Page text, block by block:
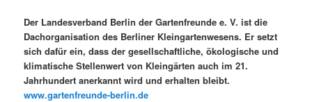
Der Landesverband Berlin der Gartenfreunde e. V. ist die
Dachorganisation des Berliner Kleingartenwesens. Er setzt
sich dafür ein, dass der gesellschaftliche, ökologische und
klimatische Stellenwert von Kleingärten auch im 21.
Jahrhundert anerkannt wird und erhalten bleibt.
www.gartenfreunde-berlin.de